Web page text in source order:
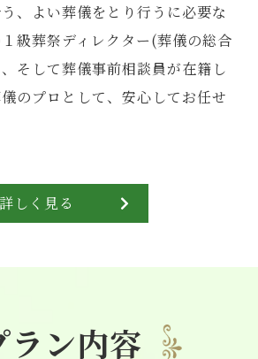
、よい葬儀をとり行うに必要な
級葬祭ディレクター(葬儀の総合
そして葬儀事前相談員が在籍し
のプロとして、安心してお任せ
詳しく見る
ラン内容